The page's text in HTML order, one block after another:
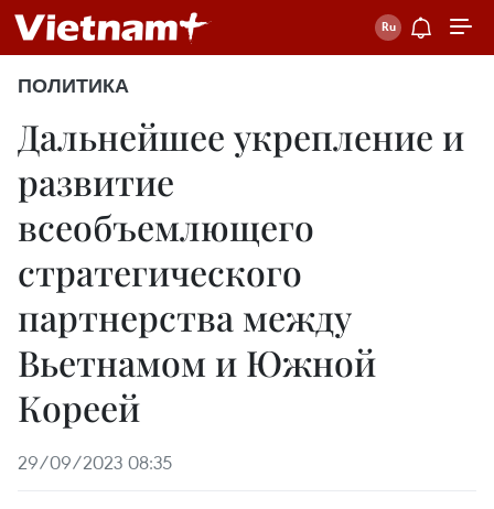
ПОЛИТИКА
Дальнейшее укрепление и
развитие
всеобъемлющего
стратегического
партнерства между
Вьетнамом и Южной
Кореей
29/09/2023 08:35